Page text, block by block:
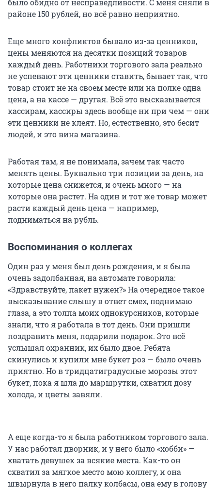
районе 150 рублей, но всё равно неприятно.
Еще много конфликтов бывало из-за ценников,
цены меняются на десятки позиций товаров
каждый день. Работники торгового зала реально
не успевают эти ценники ставить, бывает так, что
товар стоит не на своем месте или на полке одна
цена, а на кассе — другая. Всё это высказывается
кассирам, кассиры здесь вообще ни при чем — они
эти ценники не клеят. Но, естественно, это бесит
людей, и это вина магазина.
Работая там, я не понимала, зачем так часто
менять цены. Буквально три позиции за день, на
которые цена снижется, и очень много — на
которые она растет. На один и тот же товар может
расти каждый день цена — например,
подниматься на рубль.
Воспоминания о коллегах
Один раз у меня был день рождения, и я была
очень задолбанная, на автомате говорила:
«Здравствуйте, пакет нужен?» На очередное такое
высказывание слышу в ответ смех, поднимаю
глаза, а это толпа моих однокурсников, которые
знали, что я работала в тот день. Они пришли
поздравить меня, подарили подарок. Это всё
услышал охранник, их было двое. Ребята
скинулись и купили мне букет роз — было очень
приятно. Но в тридцатиградусные морозы этот
букет, пока я шла до маршрутки, схватил дозу
холода, и цветы завяли.
А еще когда-то я была работником торгового зала.
У нас работал дворник, и у него было «хобби» —
хватать девушек за всякие места. Как-то он
схватил за мягкое место мою коллегу, и она
швырнула в него палку колбасы, она ему в голову